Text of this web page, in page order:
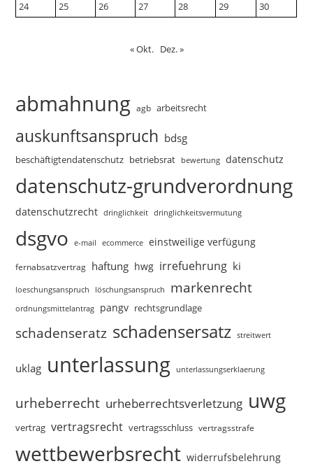
24
25 26 27 28 29 30
« Okt. Dez. »
abmahnung agb arbeitsrecht
auskunftsanspruch bdsg
beschäftigtendatenschutz betriebsrat bewertung datenschutz
datenschutz-grundverordnung
datenschutzrecht dringlichkeit dringlichkeitsvermutung
dsgvo e-mail ecommerce einstweilige verfügung
fernabsatzvertrag haftung hwg irrefuehrung ki
loeschungsanspruch löschungsanspruch markenrecht
ordnungsmittelantrag pangv rechtsgrundlage
schadenseratz schadensersatz streitwert
uklag unterlassung unterlassungserklaerung
urheberrecht urheberrechtsverletzung uwg
vertrag vertragsrecht vertragsschluss vertragsstrafe
wettbewerbsrecht widerrufsbelehrung